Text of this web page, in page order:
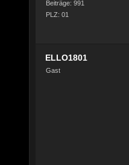
Beiträge: 991
PLZ: 01
ELLO1801
Gast